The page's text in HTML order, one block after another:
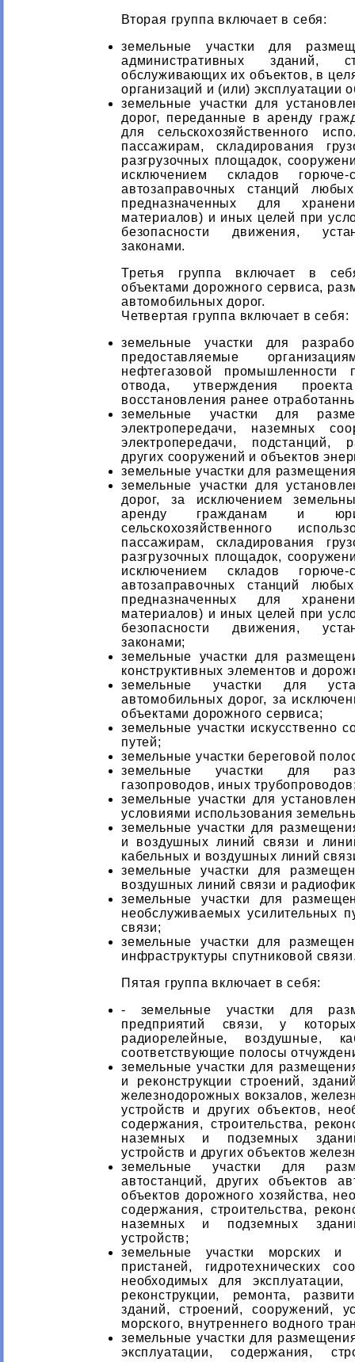
Вторая группа включает в себя:
земельные участки для
административных зданий,
обслуживающих их объектов, в
организаций и (или) эксплуатации
земельные участки для
дорог, переданные в аренду
для сельскохозяйственного
пассажирам, складирования
разгрузочных площадок,
исключением складов
автозаправочных станций
предназначенных для
материалов) и иных целей при
безопасности движения,
законами.
Третья группа включает в
объектами дорожного сервиса,
автомобильных дорог.
Четвертая группа включает в себя:
земельные участки для
предоставляемые
нефтегазовой промышленности
отвода, утверждения
восстановления ранее
земельные участки для
электропередачи, наземных
электропередачи, подстанций,
других сооружений и объектов
земельные участки для
земельные участки для
дорог, за исключением
аренду гражданам и
сельскохозяйственного
пассажирам, складирования
разгрузочных площадок,
исключением складов
автозаправочных станций
предназначенных для
материалов) и иных целей при
безопасности движения,
законами;
земельные участки для
конструктивных элементов и
земельные участки для
автомобильных дорог, за
объектами дорожного сервиса;
земельные участки искусственно
путей;
земельные участки береговой
земельные участки для
газопроводов, иных
земельные участки для
условиями использования
земельные участки для
и воздушных линий связи и
кабельных и воздушных линий
земельные участки для
воздушных линий связи и
земельные участки для
необслуживаемых усилительных
связи;
земельные участки для
инфраструктуры спутниковой
Пятая группа включает в себя:
- земельные участки для
предприятий связи, у
радиорелейные, воздушные,
соответствующие полосы
земельные участки для
и реконструкции строений,
железнодорожных вокзалов,
устройств и других объектов,
содержания, строительства,
наземных и подземных
устройств и других объектов
земельные участки для
автостанций, других объектов
объектов дорожного хозяйства,
содержания, строительства,
наземных и подземных
устройств;
земельные участки морских и
пристаней, гидротехнических
необходимых для эксплуатации,
реконструкции, ремонта,
зданий, строений, сооружений,
морского, внутреннего водного
земельные участки для
эксплуатации, содержания,